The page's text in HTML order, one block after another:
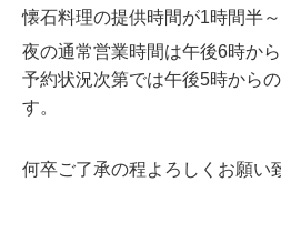
懐石料理の提供時間が1時間半
夜の通常営業時間は午後6時か
予約状況次第では午後5時から
す。
何卒ご了承の程よろしくお願い